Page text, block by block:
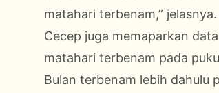
matahari terbenam,” jelasnya.
Cecep juga memaparkan
matahari terbenam pada
Bulan terbenam lebih dahulu